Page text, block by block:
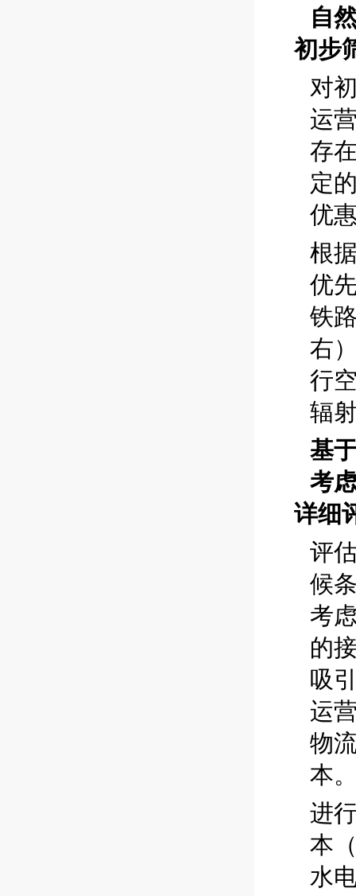
自
初步
对
运
存
定
优
根
优
铁
右
行
辐
基
考
详细
评
候
考
的
吸
运
物
本
进
本
水